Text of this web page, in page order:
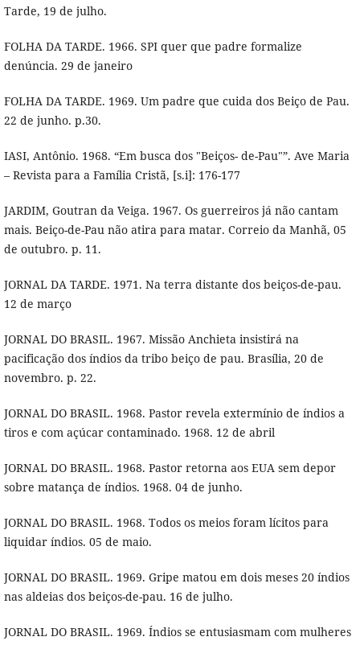
Tarde, 19 de julho.
FOLHA DA TARDE. 1966. SPI quer que padre formalize
denúncia. 29 de janeiro
FOLHA DA TARDE. 1969. Um padre que cuida dos Beiço de Pau.
22 de junho. p.30.
IASI, Antônio. 1968. “Em busca dos "Beiços- de-Pau"”. Ave Maria
– Revista para a Família Cristã, [s.i]: 176-177
JARDIM, Goutran da Veiga. 1967. Os guerreiros já não cantam
mais. Beiço-de-Pau não atira para matar. Correio da Manhã, 05
de outubro. p. 11.
JORNAL DA TARDE. 1971. Na terra distante dos beiços-de-pau.
12 de março
JORNAL DO BRASIL. 1967. Missão Anchieta insistirá na
pacificação dos índios da tribo beiço de pau. Brasília, 20 de
novembro. p. 22.
JORNAL DO BRASIL. 1968. Pastor revela extermínio de índios a
tiros e com açúcar contaminado. 1968. 12 de abril
JORNAL DO BRASIL. 1968. Pastor retorna aos EUA sem depor
sobre matança de índios. 1968. 04 de junho.
JORNAL DO BRASIL. 1968. Todos os meios foram lícitos para
liquidar índios. 05 de maio.
JORNAL DO BRASIL. 1969. Gripe matou em dois meses 20 índios
nas aldeias dos beiços-de-pau. 16 de julho.
JORNAL DO BRASIL. 1969. Índios se entusiasmam com mulheres